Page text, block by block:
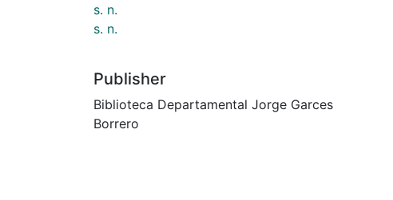
s. n.
s. n.
Publisher
Biblioteca Departamental Jorge Garces
Borrero